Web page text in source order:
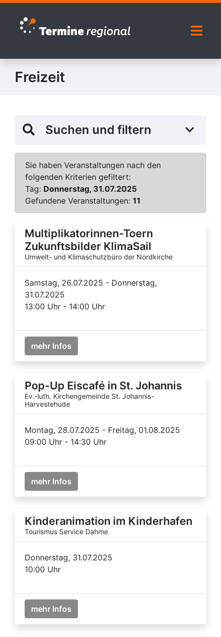
Zur Navigation springen
Zum Inhalt springen
Freizeit
Suchen und filtern
Sie haben Veranstaltungen nach den
folgenden Kriterien gefiltert:
Tag: Donnerstag, 31.07.2025
Gefundene Veranstaltungen: 11
Multiplikatorinnen-Toern
Zukunftsbilder KlimaSail
Umwelt- und Klimaschutzbüro der Nordkirche
Samstag, 26.07.2025 - Donnerstag,
31.07.2025
13:00 Uhr - 14:00 Uhr
mehr Infos
Pop-Up Eiscafé in St. Johannis
Ev.-luth. Kirchengemeinde St. Johannis-
Harvestehude
Montag, 28.07.2025 - Freitag, 01.08.2025
09:00 Uhr - 14:30 Uhr
mehr Infos
Kinderanimation im Kinderhafen
Tourismus Service Dahme
Donnerstag, 31.07.2025
10:00 Uhr
mehr Infos